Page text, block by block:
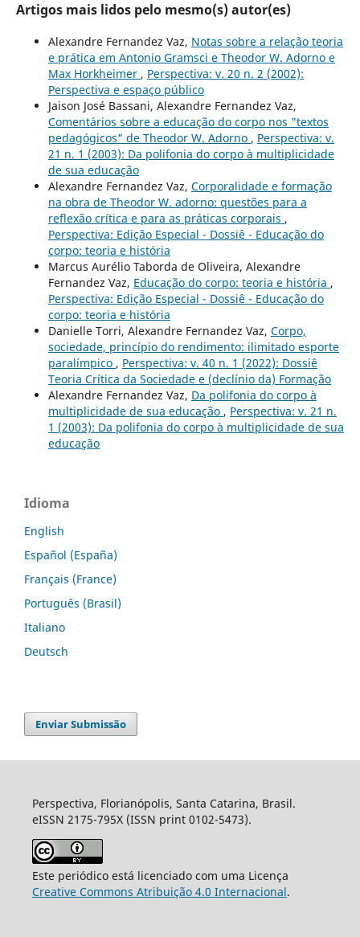
Artigos mais lidos pelo mesmo(s) autor(es)
Alexandre Fernandez Vaz, Notas sobre a relação teoria
e prática em Antonio Gramsci e Theodor W. Adorno e
Max Horkheimer , Perspectiva: v. 20 n. 2 (2002):
Perspectiva e espaço público
Jaison José Bassani, Alexandre Fernandez Vaz,
Comentários sobre a educação do corpo nos "textos
pedagógicos" de Theodor W. Adorno , Perspectiva: v.
21 n. 1 (2003): Da polifonia do corpo à multiplicidade
de sua educação
Alexandre Fernandez Vaz, Corporalidade e formação
na obra de Theodor W. adorno: questões para a
reflexão crítica e para as práticas corporais ,
Perspectiva: Edição Especial - Dossiê - Educação do
corpo: teoria e história
Marcus Aurélio Taborda de Oliveira, Alexandre
Fernandez Vaz, Educação do corpo: teoria e história ,
Perspectiva: Edição Especial - Dossiê - Educação do
corpo: teoria e história
Danielle Torri, Alexandre Fernandez Vaz, Corpo,
sociedade, princípio do rendimento: ilimitado esporte
paralímpico , Perspectiva: v. 40 n. 1 (2022): Dossiê
Teoria Crítica da Sociedade e (declínio da) Formação
Alexandre Fernandez Vaz, Da polifonia do corpo à
multiplicidade de sua educação , Perspectiva: v. 21 n.
1 (2003): Da polifonia do corpo à multiplicidade de sua
educação
Idioma
English
Español (España)
Français (France)
Português (Brasil)
Italiano
Deutsch
Enviar Submissão
Perspectiva, Florianópolis, Santa Catarina, Brasil.
eISSN 2175-795X (ISSN print 0102-5473).
Este periódico está licenciado com uma Licença
Creative Commons Atribuição 4.0 Internacional.